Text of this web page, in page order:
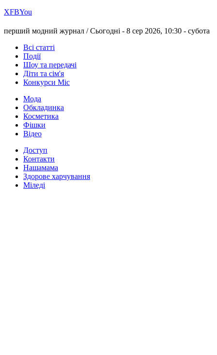
ХFBYou
перший модний журнал /Сьогодні - 8 сер 2026, 10:30 - субота
Всі статті
Події
Шоу та передачі
Діти та сім'я
Конкурси Міс
Мода
Обкладинка
Косметика
Фішки
Відео
Доступ
Контакти
Нашамама
Здорове харчування
Міледі